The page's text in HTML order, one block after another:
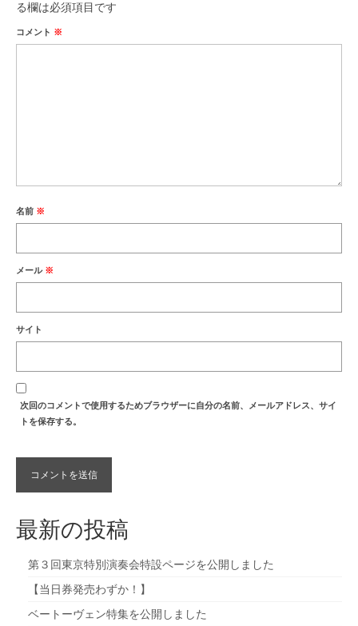
る欄は必須項目です
コメント ※
名前 ※
メール ※
サイト
次回のコメントで使用するためブラウザーに自分の名前、メールアドレス、サイ
トを保存する。
最新の投稿
第３回東京特別演奏会特設ページを公開しました
【当日券発売わずか！】
ベートーヴェン特集を公開しました